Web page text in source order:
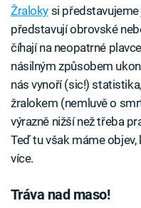
Žraloky si
představují obrovské
číhají na neopatrné
násilným způsobem
nás vynoří (sic!)
žralokem (nemluvě o
výrazně nižší než třeba
Teď tu však máme
více.
Tráva nad maso!